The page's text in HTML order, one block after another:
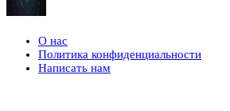
О нас
Политика конфиденциальности
Написать нам